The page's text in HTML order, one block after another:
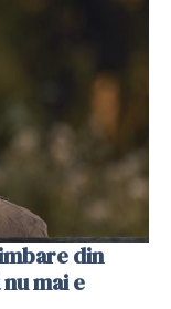
din
mai e